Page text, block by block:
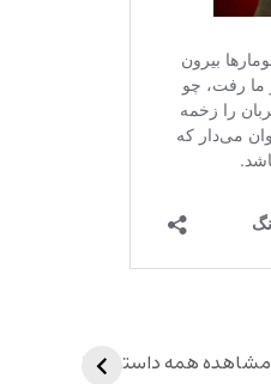
مشاهده همه داستان‌ها